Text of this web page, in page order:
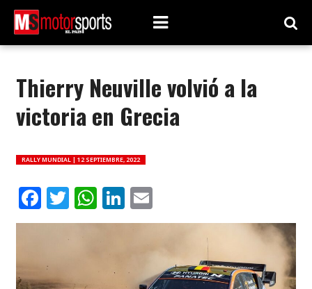
Thierry Neuville volvió a la
victoria en Grecia
RALLY MUNDIAL | 12 SEPTIEMBRE, 2022
Facebook
Twitter
WhatsApp
LinkedIn
Email